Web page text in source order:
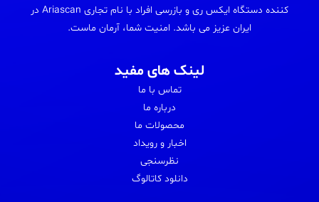
کننده دستگاه ایکس ری و بازرسی افراد با نام تجاری Ariascan در
ایران عزیز می باشد. امنیت شما، آرمان ماست.
لینک های مفید
تماس با ما
درباره ما
محصولات ما
اخبار و رویداد
نظرسنجی
دانلود کاتالوگ